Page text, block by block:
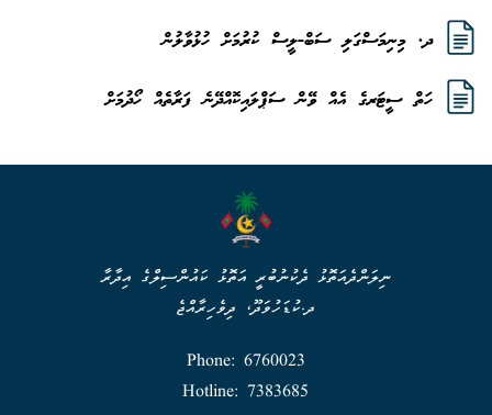
ދ. މިނިމަސްގަލި ސަބް-ލީސް ކުރުމަށް ހުޅުވާލުން
ހަތް ސީޓަރގެ އެއް ވޭން ސަޕްލައިކޮއްދޭނެ ފަރާތެއް ހޯދުމަށް
ނިލަންދެއަތޮޅު ދެކުނުބުރީ އަތޮޅު ކައުންސިލްގެ އިދާރާ
ދ.ކުޑަހުވަދޫ، ދިވެހިރާއްޖެ
Phone: 6760023
Hotline: 7383685